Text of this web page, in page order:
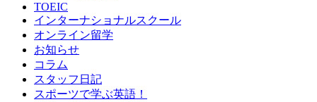
TOEIC
インターナショナルスクール
オンライン留学
お知らせ
コラム
スタッフ日記
スポーツで学ぶ英語！